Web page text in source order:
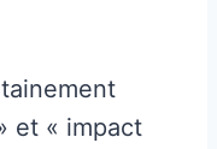
et « impact